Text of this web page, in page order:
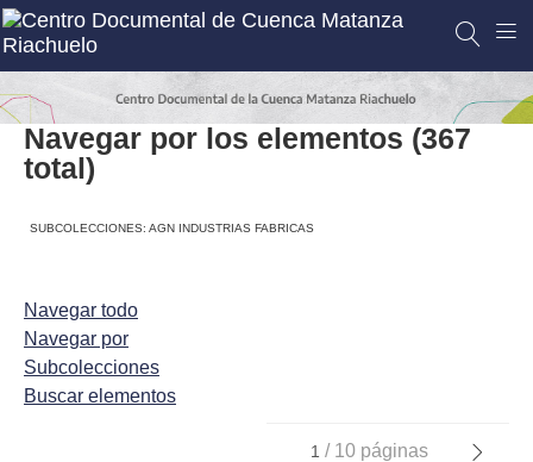
Navegar por los elementos (367
total)
SUBCOLECCIONES: AGN INDUSTRIAS FABRICAS
Navegar todo
Navegar por
Subcolecciones
Buscar elementos
/ 10 páginas